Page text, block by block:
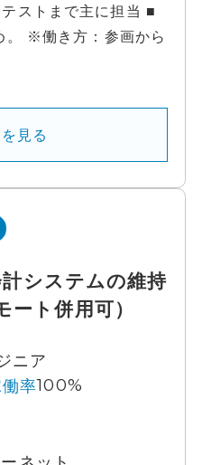
ストまで主に担当 ■
。 ※働き方：参画から
見る
システムの維持
ート併用可）
ニア
率100%